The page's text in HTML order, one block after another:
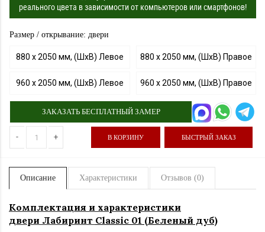
реального цвета в зависимости от компьютеров или смартфонов!
Размер / открывание: двери
880 х 2050 мм, (ШхВ) Левое 880 х 2050 мм, (ШхВ) Правое
960 х 2050 мм, (ШхВ) Левое 960 х 2050 мм, (ШхВ) Правое
ЗАКАЗАТЬ БЕСПЛАТНЫЙ ЗАМЕР
- + В КОРЗИНУ БЫСТРЫЙ ЗАКАЗ
Описание Характеристики Отзывов (0)
Комплектация и характеристики
двери Лабиринт Classic 01 (Беленый дуб)